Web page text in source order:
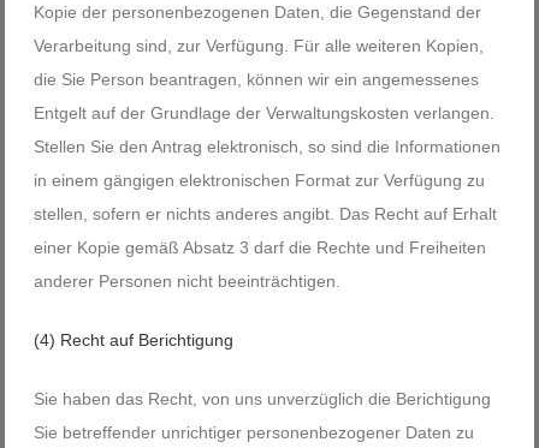
Kopie der personenbezogenen Daten, die Gegenstand der
Verarbeitung sind, zur Verfügung. Für alle weiteren Kopien,
die Sie Person beantragen, können wir ein angemessenes
Entgelt auf der Grundlage der Verwaltungskosten verlangen.
Stellen Sie den Antrag elektronisch, so sind die Informationen
in einem gängigen elektronischen Format zur Verfügung zu
stellen, sofern er nichts anderes angibt. Das Recht auf Erhalt
einer Kopie gemäß Absatz 3 darf die Rechte und Freiheiten
anderer Personen nicht beeinträchtigen.
(4) Recht auf Berichtigung
Sie haben das Recht, von uns unverzüglich die Berichtigung
Sie betreffender unrichtiger personenbezogener Daten zu